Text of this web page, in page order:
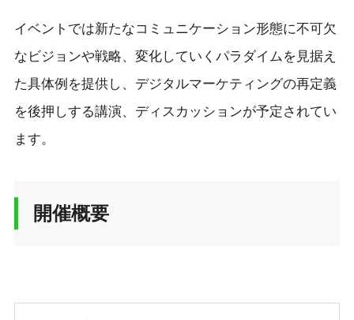
イベントでは新たなコミュニケーション形態に不可欠
なビジョンや戦略、変化していくパラダイムを見据え
た具体例を提供し、デジタルマーケティングの再定義
を後押しする講演、ディスカッションが予定されてい
ます。
開催概要